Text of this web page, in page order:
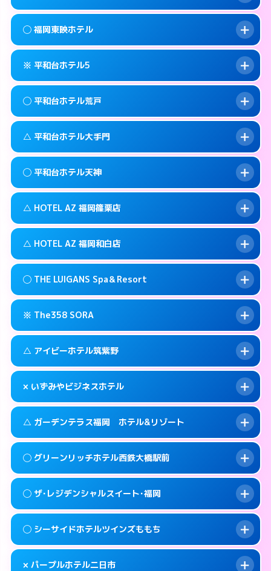
info このホテルの詳細ページを見る →
smartphone 092-713-1112
map 福岡市中央区天神4-8-15
info このホテルの詳細ページを見る →
案内方法: 女性が直接お部屋まで伺います。
smartphone 092-735-1100
map 福岡市中央区西中洲5-10
info このホテルの詳細ページを見る →
案内方法: カードキーにつきホテルの入り口で
待ち合わせ。
info このホテルの詳細ページを見る →
◯ 福岡東映ホテル
案内方法: 女性が直接お部屋まで伺います。
smartphone 092-524-2121
map 福岡市中央区高砂1-1-18
info このホテルの詳細ページを見る →
※ 平和台ホテル5
案内方法: カードキーにつきホテルの入り口で
待ち合わせ。
info このホテルの詳細ページを見る →
◯ 平和台ホテル荒戸
案内方法: 女性が直接お部屋まで伺います。
smartphone 092-761-1361
map 福岡市中央区荒戸1-5-27
info このホテルの詳細ページを見る →
△ 平和台ホテル大手門
案内方法: 状況により派遣できません。
smartphone 092-741-4422
map 福岡市中央区大手門1-5-4
info このホテルの詳細ページを見る →
◯ 平和台ホテル天神
案内方法: 女性が直接お部屋まで伺います。
smartphone 092-737-1000
map 福岡市中央区舞鶴1-5-6
info このホテルの詳細ページを見る →
△ HOTEL AZ 福岡篠栗店
案内方法:状況により派遣できません。
smartphone 092-947-3310
map 糟屋郡篠栗町大字乙犬985-1
info このホテルの詳細ページを見る →
△ HOTEL AZ 福岡和白店
案内方法:状況により派遣できません。
smartphone 092-605-3301
map 福岡市東区和白丘2-3-1
info このホテルの詳細ページを見る →
◯ THE LUIGANS Spa＆Resort
案内方法: 女性が直接お部屋まで伺います。
smartphone 092-603-2525
map 福岡市東区西戸崎18-25
info このホテルの詳細ページを見る →
※ The358 SORA
案内方法:24:00以降はホテルの入り口で待ち
合わせ。
info このホテルの詳細ページを見る →
△ アイビーホテル筑紫野
案内方法:状況により派遣できません。
smartphone 092-920-2130
map 筑紫野市湯町1-14-3
info このホテルの詳細ページを見る →
× いずみやビジネスホテル
案内方法:
派遣できません。
smartphone 070-9034-6635
map 福岡市西区姪の浜4-15-9
info このホテルの詳細ページを見る →
△ ガーデンテラス福岡 ホテル&リゾート
案内方法: 状況により派遣できません。
smartphone 092-881-0067
map 福岡市西区小戸2-3-55
info このホテルの詳細ページを見る →
◯ グリーンリッチホテル西鉄大橋駅前
案内方法: 女性が直接お部屋まで伺います。
smartphone 092-552-4400
map 福岡市南区大橋1-7-15
◯ ザ･レジデンシャルスイート･福岡
案内方法:女性が直接お部屋まで伺います。
◯ シーサイドホテルツインズももち
× パープルホテル二日市